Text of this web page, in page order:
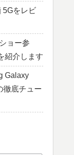
5Gをレビ
ョー参
紹介します
Galaxy
徹底チュー